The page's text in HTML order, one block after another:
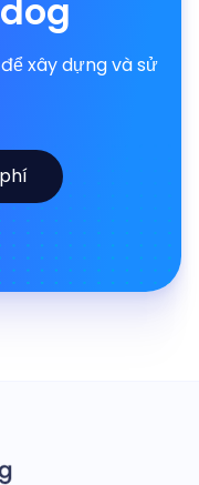
xây dựng và sử